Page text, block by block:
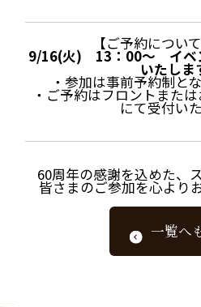
【ご予約につい
9/16(火) 13：00～ イベ
いたしま
・参加は事前予約制と
・ご予約はフロントまた
にて受付い
60周年の感謝を込めた、
皆さまのご参加を心より
一覧へ